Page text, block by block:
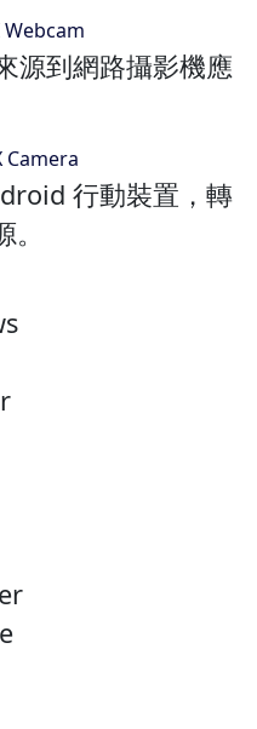
Webcam
源到網路攝影機應
Camera
行動裝置，轉